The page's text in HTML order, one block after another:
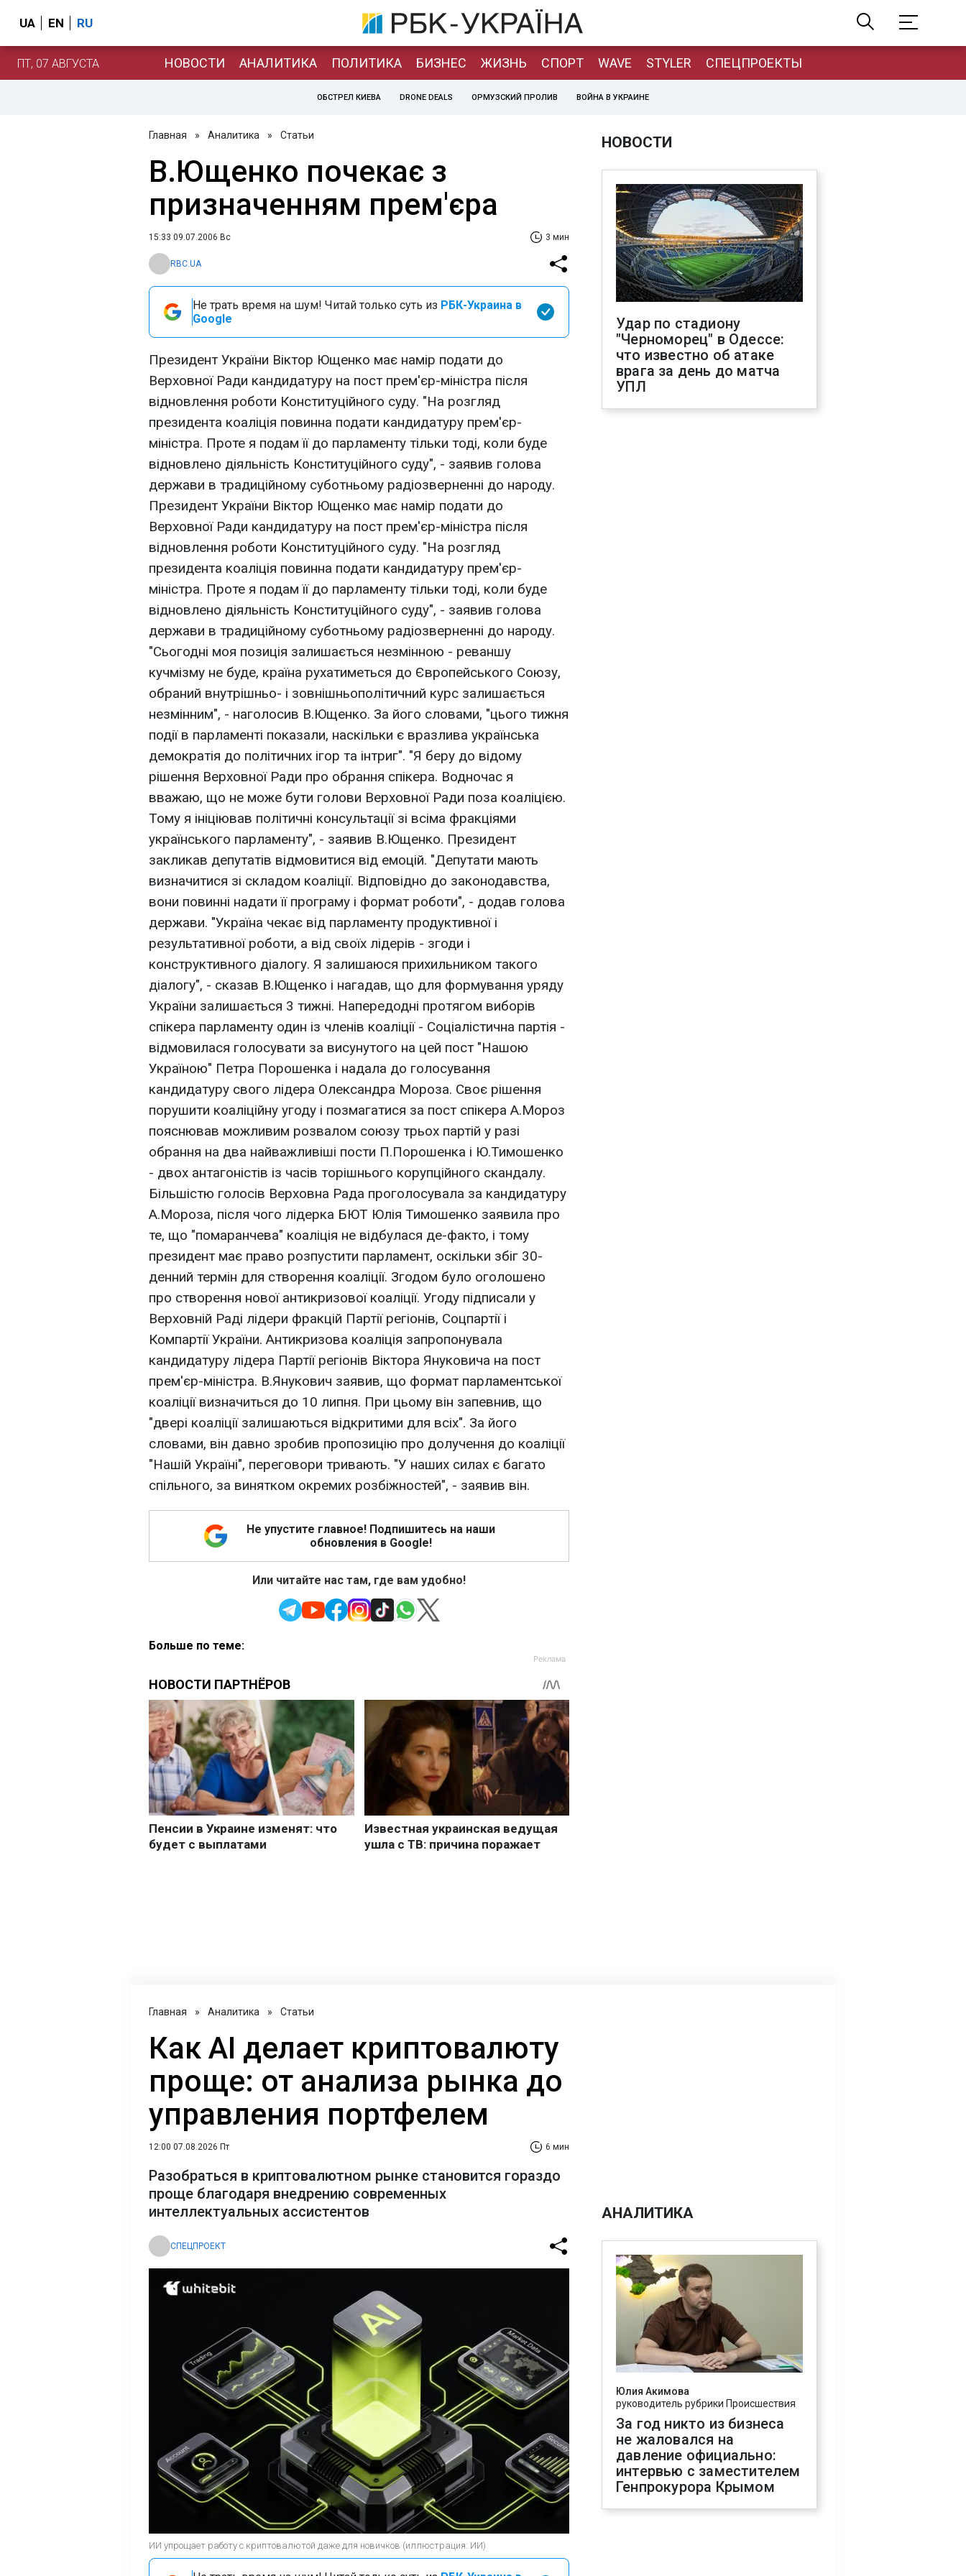
UA EN RU
ПТ, 07 АВГУСТА НОВОСТИ АНАЛИТИКА ПОЛИТИКА БИЗНЕС ЖИЗНЬ СПОРТ WAVE STYLER СПЕЦПРОЕКТЫ
ОБСТРЕЛ КИЕВА DRONE DEALS ОРМУЗСКИЙ ПРОЛИВ ВОЙНА В УКРАИНЕ
Главная » Аналитика » Статьи
В.Ющенко почекає з
призначенням прем'єра
15:33 09.07.2006 Вс 3 мин
RBC.UA
Не трать время на шум! Читай только суть из РБК-Украина в
Google
Президент України Віктор Ющенко має намір подати до
Верховної Ради кандидатуру на пост прем'єр-міністра після
відновлення роботи Конституційного суду. "На розгляд
президента коаліція повинна подати кандидатуру прем'єр-
міністра. Проте я подам її до парламенту тільки тоді, коли буде
відновлено діяльність Конституційного суду", - заявив голова
держави в традиційному суботньому радіозверненні до народу.
Президент України Віктор Ющенко має намір подати до
Верховної Ради кандидатуру на пост прем'єр-міністра після
відновлення роботи Конституційного суду. "На розгляд
президента коаліція повинна подати кандидатуру прем'єр-
міністра. Проте я подам її до парламенту тільки тоді, коли буде
відновлено діяльність Конституційного суду", - заявив голова
держави в традиційному суботньому радіозверненні до народу.
"Сьогодні моя позиція залишається незмінною - реваншу
кучмізму не буде, країна рухатиметься до Європейського Союзу,
обраний внутрішньо- і зовнішньополітичний курс залишається
незмінним", - наголосив В.Ющенко. За його словами, "цього тижня
події в парламенті показали, наскільки є вразлива українська
демократія до політичних ігор та інтриг". "Я беру до відому
рішення Верховної Ради про обрання спікера. Водночас я
вважаю, що не може бути голови Верховної Ради поза коаліцією.
Тому я ініціював політичні консультації зі всіма фракціями
українського парламенту", - заявив В.Ющенко. Президент
закликав депутатів відмовитися від емоцій. "Депутати мають
визначитися зі складом коаліції. Відповідно до законодавства,
вони повинні надати її програму і формат роботи", - додав голова
держави. "Україна чекає від парламенту продуктивної і
результативної роботи, а від своїх лідерів - згоди і
конструктивного діалогу. Я залишаюся прихильником такого
діалогу", - сказав В.Ющенко і нагадав, що для формування уряду
України залишається 3 тижні. Напередодні протягом виборів
спікера парламенту один із членів коаліції - Соціалістична партія -
відмовилася голосувати за висунутого на цей пост "Нашою
Україною" Петра Порошенка і надала до голосування
кандидатуру свого лідера Олександра Мороза. Своє рішення
порушити коаліційну угоду і позмагатися за пост спікера А.Мороз
пояснював можливим розвалом союзу трьох партій у разі
обрання на два найважливіші пости П.Порошенка і Ю.Тимошенко
- двох антагоністів із часів торішнього корупційного скандалу.
Більшістю голосів Верховна Рада проголосувала за кандидатуру
А.Мороза, після чого лідерка БЮТ Юлія Тимошенко заявила про
те, що "помаранчева" коаліція не відбулася де-факто, і тому
президент має право розпустити парламент, оскільки збіг 30-
денний термін для створення коаліції. Згодом було оголошено
про створення нової антикризової коаліції. Угоду підписали у
Верховній Раді лідери фракцій Партії регіонів, Соцпартії і
Компартії України. Антикризова коаліція запропонувала
кандидатуру лідера Партії регіонів Віктора Януковича на пост
прем'єр-міністра. В.Янукович заявив, що формат парламентської
коаліції визначиться до 10 липня. При цьому він запевнив, що
"двері коаліції залишаються відкритими для всіх". За його
словами, він давно зробив пропозицію про долучення до коаліції
"Нашій Україні", переговори тривають. "У наших силах є багато
спільного, за винятком окремих розбіжностей", - заявив він.
Не упустите главное! Подпишитесь на наши
обновления в Google!
Или читайте нас там, где вам удобно!
Больше по теме:
НОВОСТИ
Удар по стадиону
"Черноморец" в Одессе:
что известно об атаке
врага за день до матча
УПЛ
Главная » Аналитика » Статьи
Как AI делает криптовалюту
проще: от анализа рынка до
управления портфелем
12:00 07.08.2026 Пт 6 мин
Разобраться в криптовалютном рынке становится гораздо
проще благодаря внедрению современных
интеллектуальных ассистентов
СПЕЦПРОЕКТ
ИИ упрощает работу с криптовалютой даже для новичков (иллюстрация: ИИ)
АНАЛИТИКА
Юлия Акимова
руководитель рубрики Происшествия
За год никто из бизнеса
не жаловался на
давление официально:
интервью с заместителем
Генпрокурора Крымом